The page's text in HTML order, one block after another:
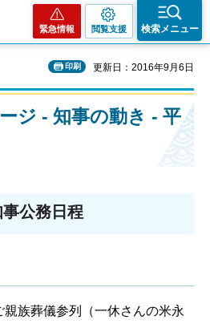
緊急情報 閲覧支援 検索メニュー
印刷 更新日：2016年9月6日
ジ - 知事の動き - 平
公務日程
族葬儀参列（一休さんの米永